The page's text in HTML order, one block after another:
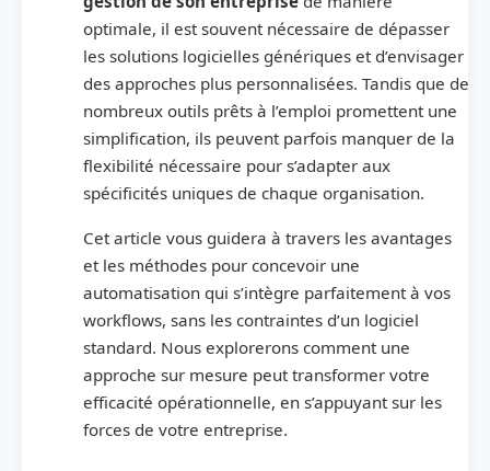
optimale, il est souvent nécessaire de dépasser
les solutions logicielles génériques et d’envisager
des approches plus personnalisées. Tandis que de
nombreux outils prêts à l’emploi promettent une
simplification, ils peuvent parfois manquer de la
flexibilité nécessaire pour s’adapter aux
spécificités uniques de chaque organisation.
Cet article vous guidera à travers les avantages
et les méthodes pour concevoir une
automatisation qui s’intègre parfaitement à vos
workflows, sans les contraintes d’un logiciel
standard. Nous explorerons comment une
approche sur mesure peut transformer votre
efficacité opérationnelle, en s’appuyant sur les
forces de votre entreprise.